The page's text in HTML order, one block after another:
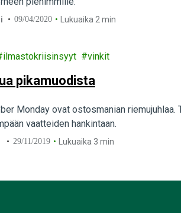
09/04/2020 Lukuaika 2 min
ilmastokriisinsyyt vinkit
pikamuodista
Monday ovat ostosmanian
vaatteiden hankintaan.
29/11/2019 Lukuaika 3 min